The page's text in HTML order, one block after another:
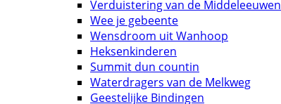
Verduistering van de Middeleeuwen
Wee je gebeente
Wensdroom uit Wanhoop
Heksenkinderen
Summit dun countin
Waterdragers van de Melkweg
Geestelijke Bindingen